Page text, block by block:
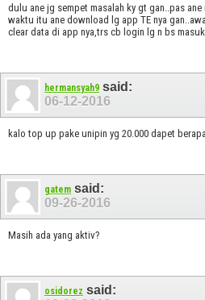
dulu ane jg sempet masalah ky gt gan..pas
waktu itu ane download lg app TE nya
clear data di app nya,trs cb login lg n bs masuk
hermansyah9 said:
06-12-2016
kalo top up pake unipin yg 20.000 dapet
gatem said:
09-26-2016
Masih ada yang aktiv?
osidorez said: